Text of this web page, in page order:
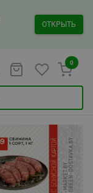
ОТКРЫТЬ
0